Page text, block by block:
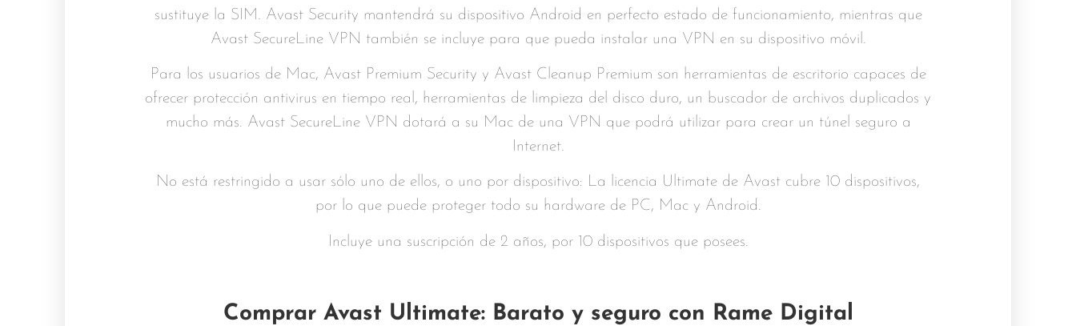
sustituye la SIM. Avast Security mantendrá su dispositivo Android en perfecto estado de funcionamiento, mientras que
Avast SecureLine VPN también se incluye para que pueda instalar una VPN en su dispositivo móvil.
Para los usuarios de Mac, Avast Premium Security y Avast Cleanup Premium son herramientas de escritorio capaces de
ofrecer protección antivirus en tiempo real, herramientas de limpieza del disco duro, un buscador de archivos duplicados y
mucho más. Avast SecureLine VPN dotará a su Mac de una VPN que podrá utilizar para crear un túnel seguro a
Internet.
No está restringido a usar sólo uno de ellos, o uno por dispositivo: La licencia Ultimate de Avast cubre 10 dispositivos,
por lo que puede proteger todo su hardware de PC, Mac y Android.
Incluye una suscripción de 2 años, por 10 dispositivos que posees.
Comprar Avast Ultimate: Barato y seguro con Rame Digital